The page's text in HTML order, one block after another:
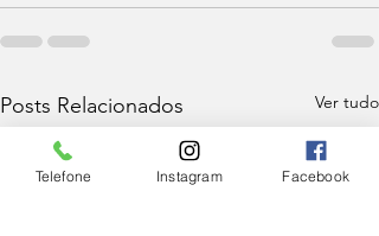
Posts Relacionados Ver tudo
Telefone Instagram Facebook